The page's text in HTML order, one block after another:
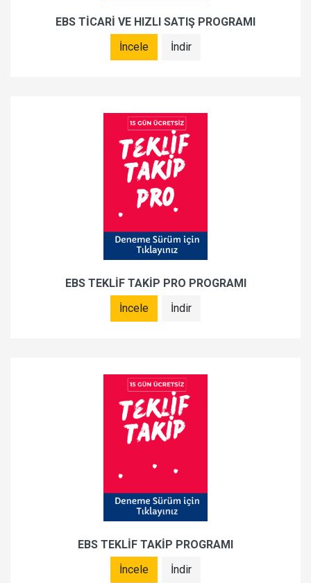
EBS TİCARİ VE HIZLI SATIŞ PROGRAMI
İncele
İndir
EBS TEKLİF TAKİP PRO PROGRAMI
İncele
İndir
EBS TEKLİF TAKİP PROGRAMI
İncele
İndir